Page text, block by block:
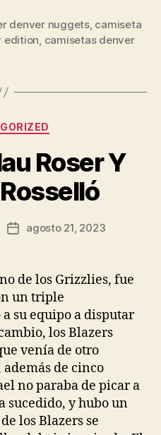
denver nuggets, camiseta
edition, camisetas denver
Categorías
Roser Y
Fecha
entrada
agosto 21, 2023
de los Grizzlies, fue
un triple
su equipo a disputar
los Blazers
venía de otro
además de cinco
no paraba de picar a
sucedido, y hubo un
los Blazers se